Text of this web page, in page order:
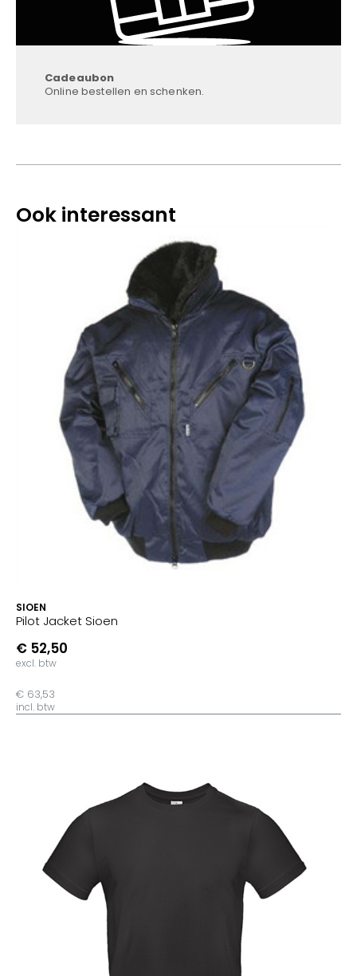
Cadeaubon
Online bestellen en schenken.
Ook interessant
SIOEN
Pilot Jacket Sioen
€ 52,50
excl. btw
€ 63,53
incl. btw